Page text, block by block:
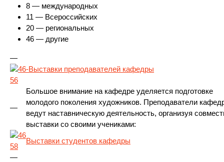
8 — международных
11 — Всероссийских
20 — региональных
46 — другие
—
-Выставки преподавателей кафедры
—
Большое внимание на кафедре уделяется подготовке
молодого поколения художников. Преподаватели
ведут наставническую деятельность, организуя
выставки со своими учениками:
Выставки студентов кафедры
—